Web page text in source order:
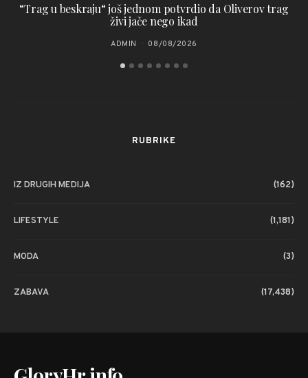
“Trag u beskraju“ još jednom potvrdio da Oliverov trag
živi jače nego ikad
ADMIN 08/08/2026
RUBRIKE
IZ DRUGIH MEDIJA (162)
LIFESTYLE (1,181)
MODA (3)
ZABAVA (17,438)